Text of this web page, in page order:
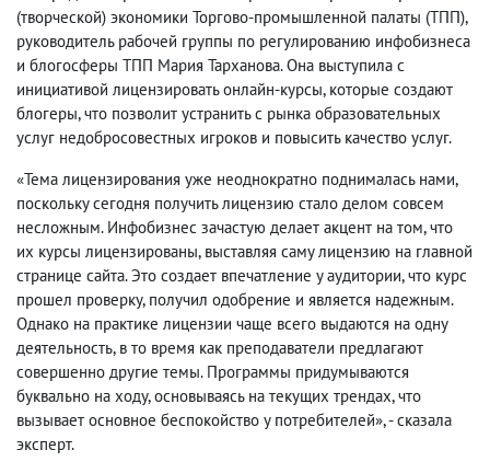
(творческой) экономики Торгово-промышленной палаты (ТПП),
руководитель рабочей группы по регулированию инфобизнеса
и блогосферы ТПП Мария Тарханова. Она выступила с
инициативой лицензировать онлайн-курсы, которые создают
блогеры, что позволит устранить с рынка образовательных
услуг недобросовестных игроков и повысить качество услуг.
«Тема лицензирования уже неоднократно поднималась нами,
поскольку сегодня получить лицензию стало делом совсем
несложным. Инфобизнес зачастую делает акцент на том, что
их курсы лицензированы, выставляя саму лицензию на главной
странице сайта. Это создает впечатление у аудитории, что курс
прошел проверку, получил одобрение и является надежным.
Однако на практике лицензии чаще всего выдаются на одну
деятельность, в то время как преподаватели предлагают
совершенно другие темы. Программы придумываются
буквально на ходу, основываясь на текущих трендах, что
вызывает основное беспокойство у потребителей», - сказала
эксперт.